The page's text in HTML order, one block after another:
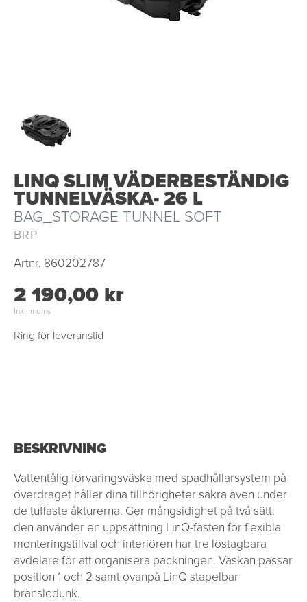
LINQ SLIM VÄDERBESTÄNDIG
TUNNELVÄSKA- 26 L
BAG_STORAGE TUNNEL SOFT
BRP
Artnr. 860202787
2 190,00 kr
Inkl. moms
Ring för leveranstid
BESKRIVNING
Vattentålig förvaringsväska med spadhållarsystem på
överdraget håller dina tillhörigheter säkra även under
de tuffaste åkturerna. Ger mångsidighet på två sätt:
den använder en uppsättning LinQ-fästen för flexibla
monteringstillval och interiören har tre löstagbara
avdelare för att organisera packningen. Väskan passar
position 1 och 2 samt ovanpå LinQ stapelbar
bränsledunk.